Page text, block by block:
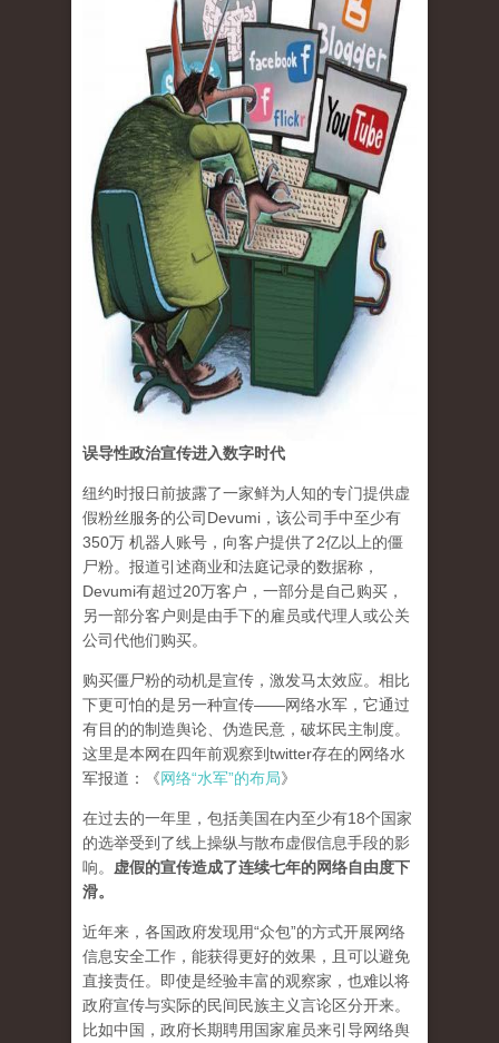
误导性政治宣传进入数字时代
纽约时报日前披露了一家鲜为人知的专门提供虚
假粉丝服务的公司Devumi，该公司手中至少有
350万 机器人账号，向客户提供了2亿以上的僵
尸粉。报道引述商业和法庭记录的数据称，
Devumi有超过20万客户，一部分是自己购买，
另一部分客户则是由手下的雇员或代理人或公关
公司代他们购买。
购买僵尸粉的动机是宣传，激发马太效应。相比
下更可怕的是另一种宣传——网络水军，它通过
有目的的制造舆论、伪造民意，破坏民主制度。
这里是本网在四年前观察到twitter存在的网络水
军报道：《网络“水军”的布局》
在过去的一年里，包括美国在内至少有18个国家
的选举受到了线上操纵与散布虚假信息手段的影
响。 虚假的宣传造成了连续七年的网络自由度下
滑。
近年来，各国政府发现用“众包”的方式开展网络
信息安全工作，能获得更好的效果，且可以避免
直接责任。即使是经验丰富的观察家，也难以将
政府宣传与实际的民间民族主义言论区分开来。
比如中国，政府长期聘用国家雇员来引导网络舆